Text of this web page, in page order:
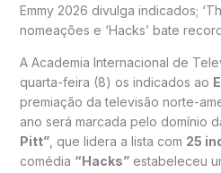
Emmy 2026 divulga indicados;
nomeações e ‘Hacks’ bate
A Academia Internacional de
quarta-feira (8) os indicados ao
premiação da televisão norte-
ano será marcada pelo domínio
Pitt”, que lidera a lista com 25
comédia “Hacks”estabeleceu